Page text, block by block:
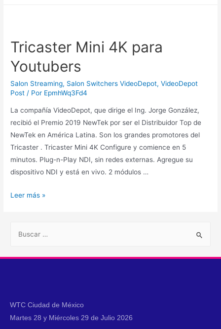
Tricaster Mini 4K para
Youtubers
Salon Streaming, Salon Switchers VideoDepot,VideoDepot
Post / Por EpmhWq3Fd4
La compañía VideoDepot, que dirige el Ing. Jorge González,
recibió el Premio 2019 NewTek por ser el Distribuidor Top de
NewTek en América Latina. Son los grandes promotores del
Tricaster . Tricaster Mini 4K Configure y comience en 5
minutos. Plug-n-Play NDI, sin redes externas. Agregue su
dispositivo NDI y está en vivo. 2 módulos …
Leer más »
WTC Ciudad de México
Martes 28 y Miércoles 29 de Julio 2026